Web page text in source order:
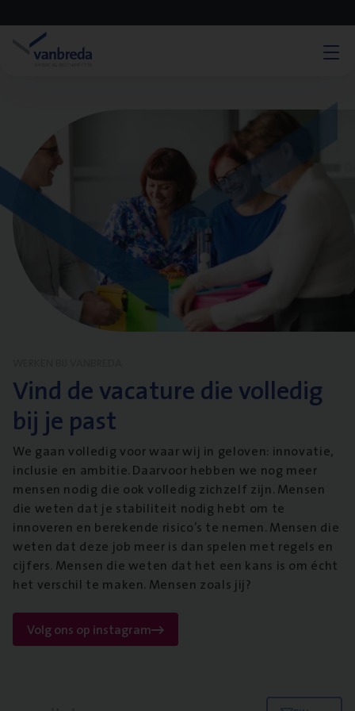
Vind de vacature die volledig
bij je past
We gaan volledig voor waar wij in geloven: innovatie,
inclusie en ambitie. Daarvoor hebben we nog meer
mensen nodig die ook volledig zichzelf zijn. Mensen
die weten dat je stabiliteit nodig hebt om te
innoveren en berekende risico’s te nemen. Mensen die
weten dat deze job meer is dan spelen met regels en
cijfers. Mensen die weten dat het een kans is om écht
het verschil te maken. Mensen zoals jij?
Volg ons op instagram